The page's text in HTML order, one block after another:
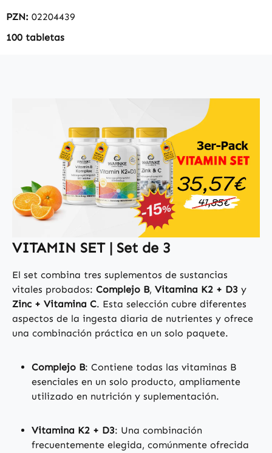
PZN: 02204439
100 tabletas
VITAMIN SET | Set de 3
El set combina tres suplementos de sustancias
vitales probados: Complejo B, Vitamina K2 + D3 y
Zinc + Vitamina C. Esta selección cubre diferentes
aspectos de la ingesta diaria de nutrientes y ofrece
una combinación práctica en un solo paquete.
Complejo B: Contiene todas las vitaminas B
esenciales en un solo producto, ampliamente
utilizado en nutrición y suplementación.
Vitamina K2 + D3: Una combinación
frecuentemente elegida, comúnmente ofrecida